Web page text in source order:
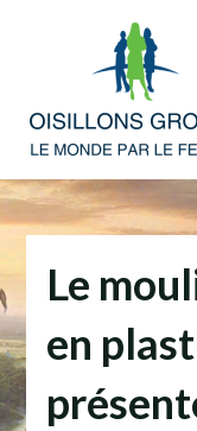
Le
en